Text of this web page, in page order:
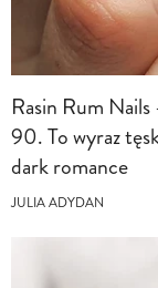
Rasin Rum
90. To wyraz
dark romance
JULIA ADYDAN